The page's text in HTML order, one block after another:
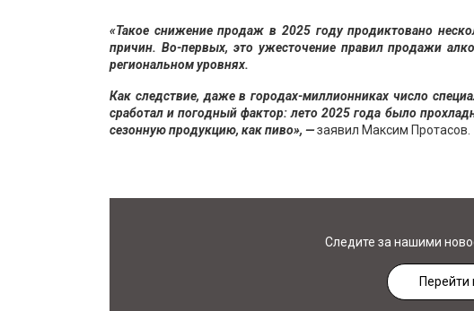
«Такое снижение продаж в 2025 году продиктовано
причин. Во-первых, это ужесточение правил продажи
региональном уровнях.
Как следствие, даже в городах-миллионниках число
сработал и погодный фактор: лето 2025 года было
сезонную продукцию, как пиво», —заявил Максим Протасов.
Следите за нашими
Перейти